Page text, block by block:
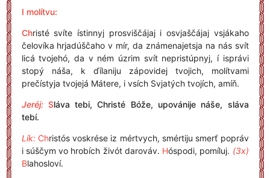
I molítvu:
Christé svíte ístinnyj prosviščájaj i osvjaščájaj vsjákaho
čelovíka hrjadúščaho v mír, da známenajetsja na nás svít
licá tvojehó, da v ném úzrim svít nepristúpnyj, í isprávi
stopý náša, k ďílaniju zápovidej tvojich, molítvami
prečístyja tvojejá Mátere, i vsích Svjatých tvojích, amíň.
Jeréj: Sláva tebi, Christé Bóže, upovánije náše, sláva
tebí.
Lík: Christós voskrése iz mértvych, smértiju smerť popráv
i súščym vo hrobích živót darováv. Hóspodi, pomíluj. (3x)
Blahosloví.